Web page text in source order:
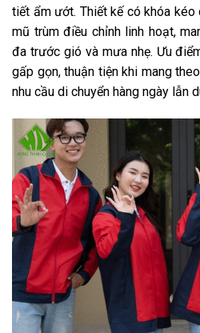
tiết ẩm ướt. Thiết kế có khóa kéo
mũ trùm điều chỉnh linh hoạt,
đa trước gió và mưa nhẹ. Ưu
gấp gọn, thuận tiện khi mang
nhu cầu di chuyển hàng ngày lẫn